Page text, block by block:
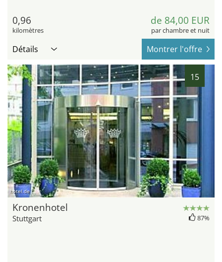
0,96
kilomètres
de 84,00 EUR
par chambre et nuit
Détails Montrer l'offre
15
hotel.de
Kronenhotel
Stuttgart 87%